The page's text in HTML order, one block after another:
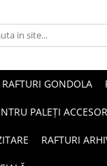
RAFTURI GONDOLA
PALEȚI
RAFTURI